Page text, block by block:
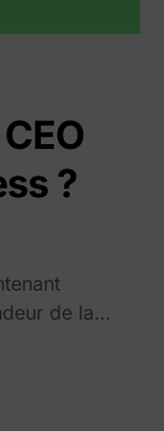
?
de la…